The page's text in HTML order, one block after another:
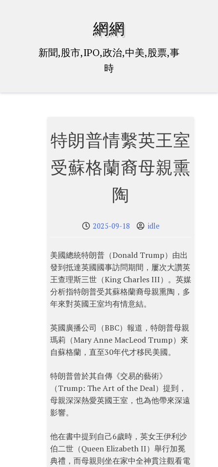
網網
新聞,股市,IPO,政治,中美,股票,事
時
特朗普情繫英王室
受蘇格蘭裔母親熏
陶
2025-09-18 idle
美國總統特朗普（Donald Trump）由出
發到抵達英國國事訪問期間，屢次大讚英
王查理斯三世（King Charles III）。英媒
分析指特朗普受其蘇格蘭裔母親熏陶，多
年來對英國王室均有情意結。
英國廣播公司（BBC）報道，特朗普母親
瑪莉（Mary Anne MacLeod Trump）來
自蘇格蘭，直至30年代才移民美國。
特朗普曾於其自傳《交易的藝術》
（Trump: The Art of the Deal）提到，
母親深深熱愛英國王室，也為他帶來深遠
影響。
他在書中提到自己6歲時，英女王伊利沙
伯二世（Queen Elizabeth II）舉行加冕
典禮，而母親則坐在家中全神貫注觀看電